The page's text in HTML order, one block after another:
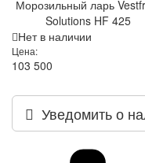
Морозильный ларь
Solutions HF 425
Нет в наличии
Цена:
103 500
Уведомить о